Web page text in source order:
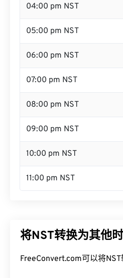
04:00 pm NST
05:00 pm NST
06:00 pm NST
07:00 pm NST
08:00 pm NST
09:00 pm NST
10:00 pm NST
11:00 pm NST
将NST转换为其他
FreeConvert.com可以将NST